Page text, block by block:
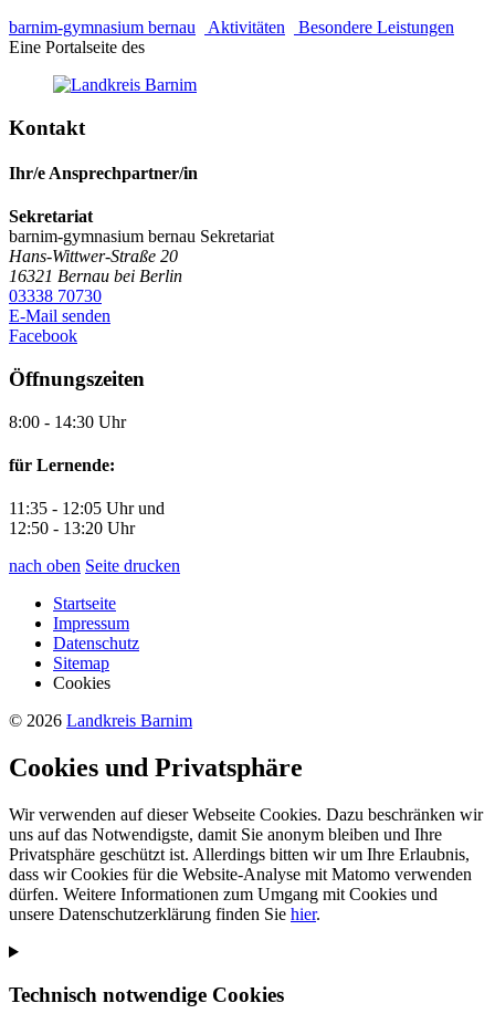
barnim-gymnasium bernau
Aktivitäten
Besondere Leistungen
Eine Portalseite des
Kontakt
Ihr/e Ansprechpartner/in
Sekretariat
barnim-gymnasium bernau Sekretariat
Hans-Wittwer-Straße 20
16321 Bernau bei Berlin
03338 70730
E-Mail senden
Facebook
Öffnungszeiten
8:00 - 14:30 Uhr
für Lernende:
11:35 - 12:05 Uhr und
12:50 - 13:20 Uhr
nach oben Seite drucken
Startseite
Impressum
Datenschutz
Sitemap
Cookies
© 2026 Landkreis Barnim
Cookies und Privatsphäre
Wir verwenden auf dieser Webseite Cookies. Dazu beschränken wir
uns auf das Notwendigste, damit Sie anonym bleiben und Ihre
Privatsphäre geschützt ist. Allerdings bitten wir um Ihre Erlaubnis,
dass wir Cookies für die Website-Analyse mit Matomo verwenden
dürfen. Weitere Informationen zum Umgang mit Cookies und
unsere Datenschutzerklärung finden Sie hier.
Technisch notwendige Cookies